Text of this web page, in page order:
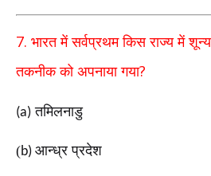
7. भारत में सर्वप्रथम किस राज्य में
तकनीक को अपनाया गया?
(a) तमिलनाडु
(b) आन्ध्र प्रदेश